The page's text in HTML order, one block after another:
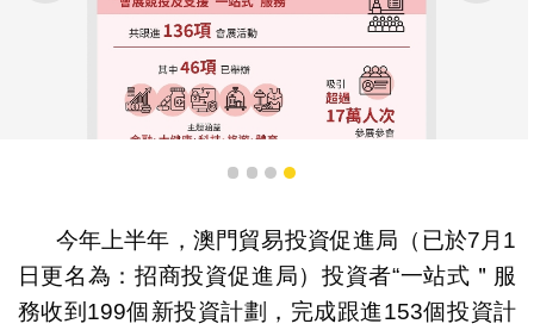
1 2 3 4
今年上半年，澳門貿易投資促進局（已於7月1
日更名為：招商投資促進局）投資者“一站式＂服
務收到199個新投資計劃，完成跟進153個投資計